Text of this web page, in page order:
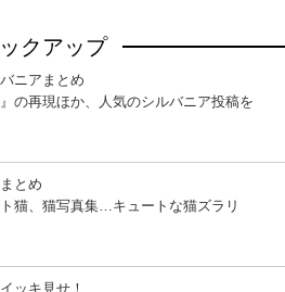
クアップ
ニアまとめ
』の再現ほか、人気のシルバニア投稿を
とめ
猫、猫写真集…キュートな猫ズラリ
ッキ見せ！